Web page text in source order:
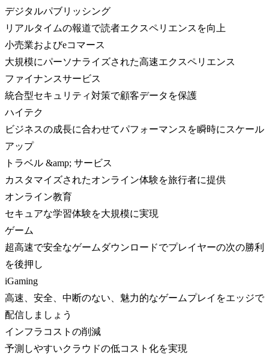
デジタルパブリッシング
リアルタイムの報道で読者エクスペリエンスを向上
小売業およびeコマース
大規模にパーソナライズされた高速エクスペリエンス
ファイナンスサービス
統合型セキュリティ対策で顧客データを保護
ハイテク
ビジネスの成長に合わせてパフォーマンスを瞬時にスケール
アップ
トラベル &amp; サービス
カスタマイズされたオンライン体験を旅行者に提供
オンライン教育
セキュアな学習体験を大規模に実現
ゲーム
超高速で安全なゲームダウンロードでプレイヤーの次の勝利
を後押し
iGaming
高速、安全、中断のない、魅力的なゲームプレイをエッジで
配信しましょう
インフラコストの削減
予測しやすいクラウドの低コスト化を実現